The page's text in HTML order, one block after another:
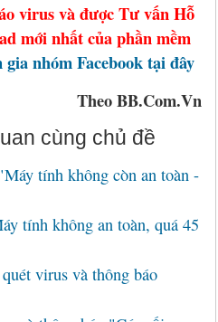
virus và được Tư vấn Hỗ
mới nhất của phần mềm
gia nhóm Facebook tại đây
Theo BB.Com.Vn
cùng chủ đề
tính không còn an toàn -
tính không an toàn, quá 45
virus và thông báo